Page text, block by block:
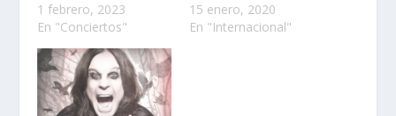
1 febrero, 2023
En "Conciertos"
15 enero, 2020
En "Internacional"